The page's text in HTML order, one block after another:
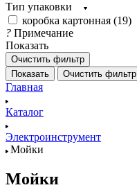
Тип упаковки
коробка картонная (19)
? Примечание
Показать
Очистить фильтр
Показать
Очистить фильтр
Главная
Каталог
Электроинструмент
Мойки
Мойки